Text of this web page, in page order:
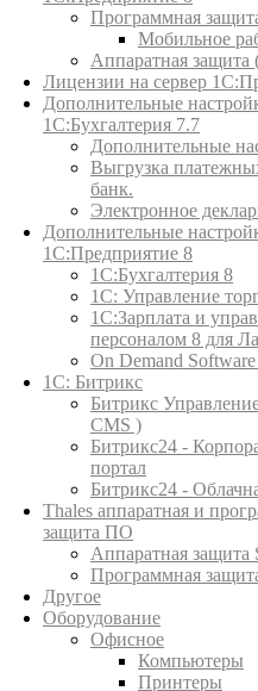
Программная
Мобильное
Аппаратная защита
Лицензии на сервер
Дополнительные
1С:Бухгалтерия 7.7
Дополнительные
Выгрузка
банк.
Электронное
Дополнительные
1С:Предприятие 8
1С:Бухгалтерия 8
1C: Управление
1С:Зарплата и
персоналом 8 для
On Demand
1С: Битрикс
Битрикс
CMS )
Битрикс24 -
портал
Битрикс24 -
Thales аппаратная и
защита ПО
Аппаратная защита
Программная
Другое
Оборудование
Офисное
Компьютеры
Принтеры